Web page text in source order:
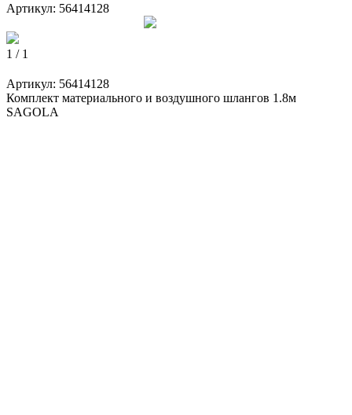
Артикул: 56414128
1 / 1
Артикул: 56414128
Комплект материального и воздушного шлангов 1.8м
SAGOLA